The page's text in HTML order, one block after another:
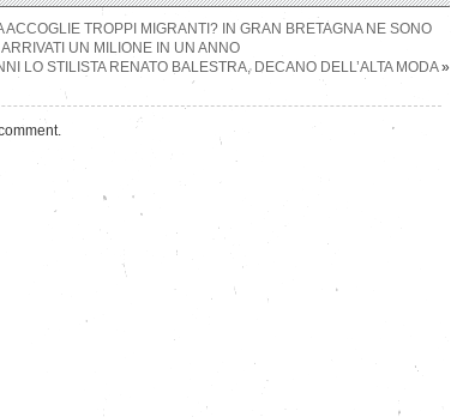
ACCOGLIE TROPPI MIGRANTI? IN GRAN BRETAGNA NE SONO
ARRIVATI UN MILIONE IN UN ANNO
LO STILISTA RENATO BALESTRA, DECANO DELL’ALTA MODA»